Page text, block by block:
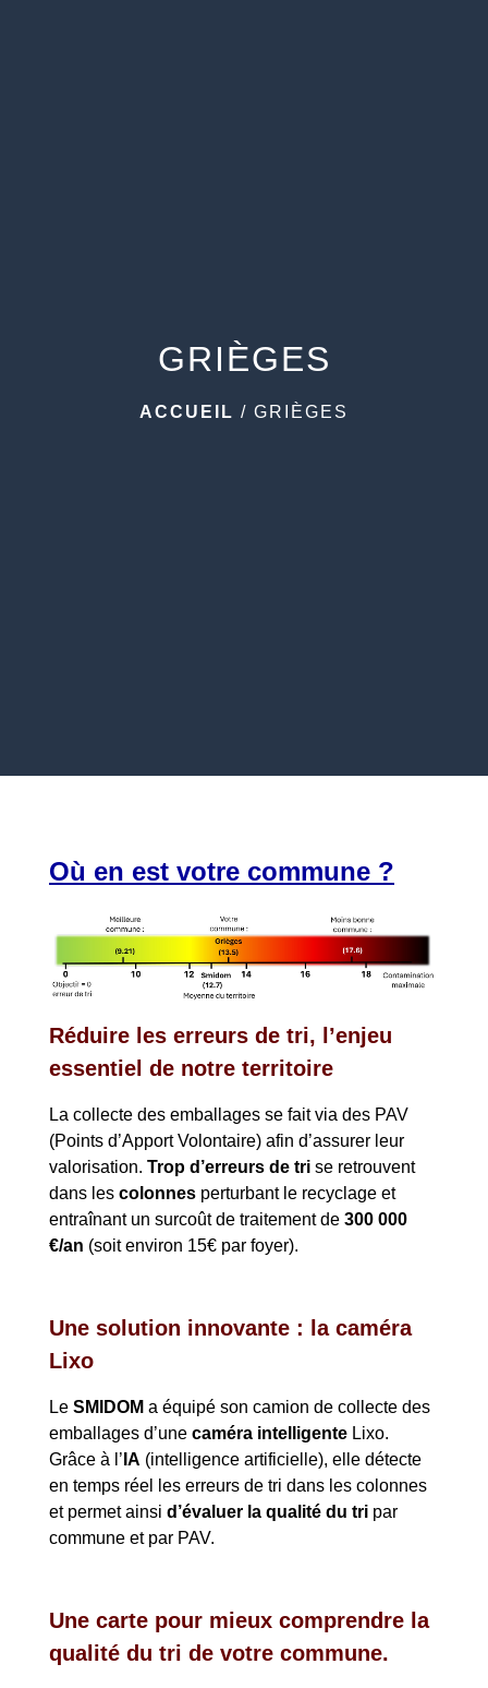
GRIÈGES
ACCUEIL / GRIÈGES
Où en est votre commune ?
Réduire les erreurs de tri, l’enjeu
essentiel de notre territoire
La collecte des emballages se fait via des PAV
(Points d’Apport Volontaire) afin d’assurer leur
valorisation. Trop d’erreurs de tri se retrouvent
dans les colonnes perturbant le recyclage et
entraînant un surcoût de traitement de 300 000
€/an (soit environ 15€ par foyer).
Une solution innovante : la caméra
Lixo
Le SMIDOM a équipé son camion de collecte des
emballages d’une caméra intelligente Lixo.
Grâce à l’ IA (intelligence artificielle), elle détecte
en temps réel les erreurs de tri dans les colonnes
et permet ainsi d’évaluer la qualité du tri par
commune et par PAV.
Une carte pour mieux comprendre la
qualité du tri de votre commune.